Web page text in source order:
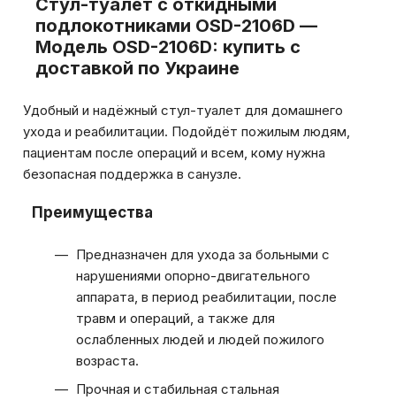
Стул-туалет с откидными
подлокотниками OSD-2106D —
Модель OSD-2106D: купить с
доставкой по Украине
Удобный и надёжный стул-туалет для домашнего
ухода и реабилитации. Подойдёт пожилым людям,
пациентам после операций и всем, кому нужна
безопасная поддержка в санузле.
Преимущества
Предназначен для ухода за больными с
нарушениями опорно-двигательного
аппарата, в период реабилитации, после
травм и операций, а также для
ослабленных людей и людей пожилого
возраста.
Прочная и стабильная стальная